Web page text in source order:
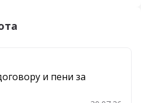
и пени за